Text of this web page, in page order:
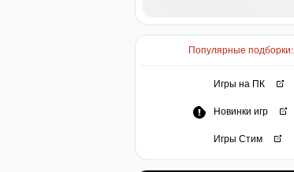
Популярные подборки:
Игры на ПК
Новинки игр
Игры Стим